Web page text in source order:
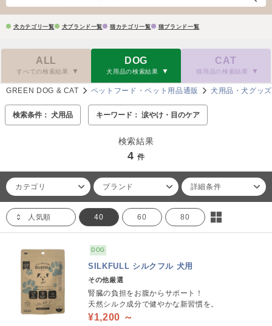
犬カテゴリ一覧 犬ブランド一覧 猫カテゴリ一覧 猫ブランド一覧
ALL
すべての検索結果
DOG
犬用品の検索結果
CAT
猫用品の検索結果
GREEN DOG & CAT ペットフード・ペット用品通販 犬用品・犬グッズ
検索条件： 犬用品 キーワード： 涙やけ・目のケア
検索結果
4 件
カテゴリ ブランド 詳細条件
人気順 40 60 80
DOG
SILKFULL シルクフル 犬用
その他厳選
腎臓の負担をお腹からサポート！
天然シルク成分で健やかな新習慣を。
¥1,200 ～